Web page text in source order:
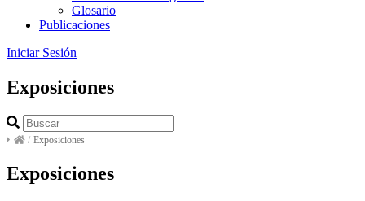
Glosario
Publicaciones
Iniciar Sesión
Exposiciones
/ Exposiciones
Exposiciones